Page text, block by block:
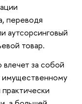
переводя
аутсорсинговый
товар.
за собой
имущественному